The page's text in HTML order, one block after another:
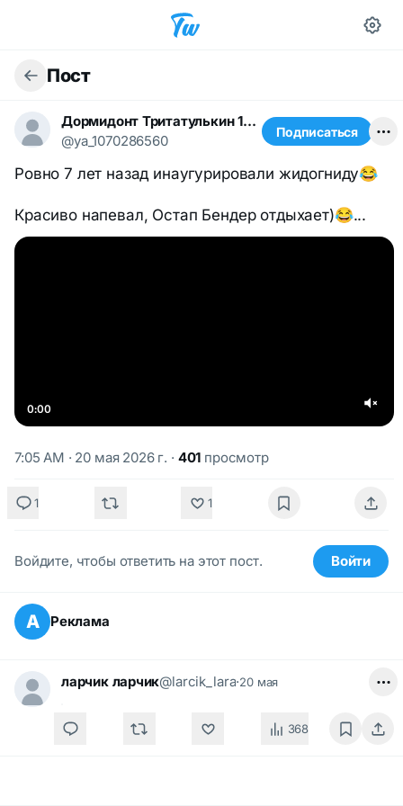
Пост
Дормидонт Тритатулькин 1668491367
@ya_1070286560
Подписаться
Ровно 7 лет назад инаугурировали жидогниду😂
Красиво напевал, Остап Бендер отдыхает)😂...
0:00
7:05 AM · 20 мая 2026 г. · 401 просмотр
1 1
Войдите, чтобы ответить на этот пост. Войти
А Реклама
ларчик ларчик@larcik_lara·20 мая
368